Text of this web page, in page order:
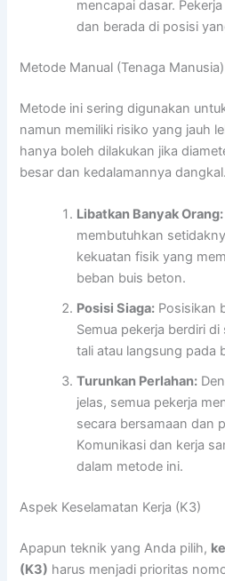
mencapai dasar.
dan berada di posisi
Metode Manual (Tenaga Manusia)
Metode ini sering digunakan
namun memiliki risiko yang jauh
hanya boleh dilakukan jika
besar dan kedalamannya dangkal.
Libatkan Banyak Orang:
membutuhkan
kekuatan fisik yang
beban buis beton.
Posisi Siaga: Posisikan
Semua pekerja berdiri
tali atau langsung pada
Turunkan Perlahan:
jelas, semua pekerja
secara bersamaan dan
Komunikasi dan kerja
dalam metode ini.
Aspek Keselamatan Kerja (K3)
Apapun teknik yang Anda pilih,
(K3) harus menjadi prioritas